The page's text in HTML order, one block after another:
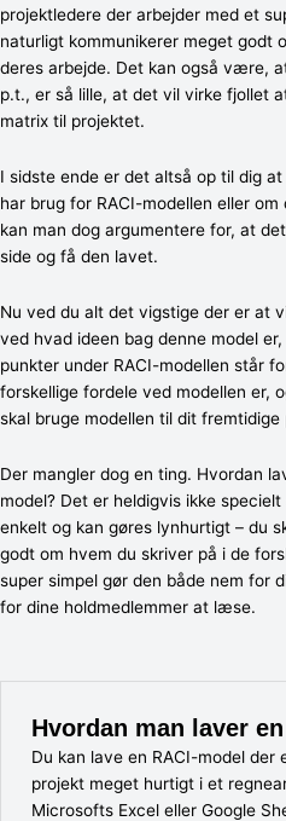
projektledere der arbejder med et
naturligt kommunikerer meget godt
deres arbejde. Det kan også være,
p.t., er så lille, at det vil virke fjollet
matrix til projektet.
I sidste ende er det altså op til dig
har brug for RACI-modellen eller
kan man dog argumentere for, at
side og få den lavet.
Nu ved du alt det vigstige der er at
ved hvad ideen bag denne model
punkter under RACI-modellen står
forskellige fordele ved modellen er,
skal bruge modellen til dit fremtidige
Der mangler dog en ting. Hvordan
model? Det er heldigvis ikke
enkelt og kan gøres lynhurtigt – du
godt om hvem du skriver på i de
super simpel gør den både nem for
for dine holdmedlemmer at læse.
Hvordan man laver
Du kan lave en RACI-model
projekt meget hurtigt i et
Microsofts Excel eller Google